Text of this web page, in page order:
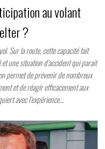
au volant
?
Sur la route, cette capacité fait
une situation d’accident qui parait
permet de prévenir de nombreux
et de réagir efficacement aux
avec l’expérience…